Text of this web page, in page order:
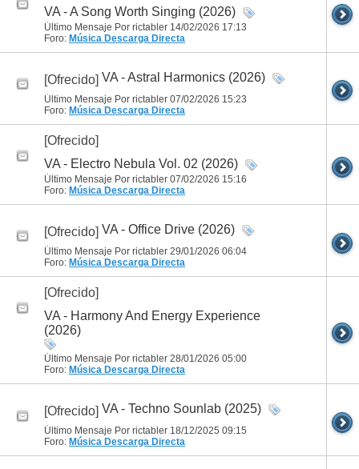
VA - A Song Worth Singing (2026)
Último Mensaje Por rictabler 14/02/2026 17:13
Foro: Música Descarga Directa
[Ofrecido] VA - Astral Harmonics (2026)
Último Mensaje Por rictabler 07/02/2026 15:23
Foro: Música Descarga Directa
[Ofrecido]
VA - Electro Nebula Vol. 02 (2026)
Último Mensaje Por rictabler 07/02/2026 15:16
Foro: Música Descarga Directa
[Ofrecido] VA - Office Drive (2026)
Último Mensaje Por rictabler 29/01/2026 06:04
Foro: Música Descarga Directa
[Ofrecido]
VA - Harmony And Energy Experience
(2026)
Último Mensaje Por rictabler 28/01/2026 05:00
Foro: Música Descarga Directa
[Ofrecido] VA - Techno Sounlab (2025)
Último Mensaje Por rictabler 18/12/2025 09:15
Foro: Música Descarga Directa